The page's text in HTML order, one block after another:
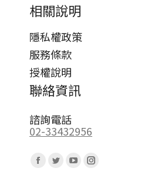
相關說明
隱私權政策
服務條款
授權說明
聯絡資訊
諮詢電話
02-33432956
Facebook
TwitterYouTubeInstagram